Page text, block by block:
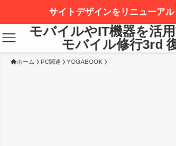
サイトデザインをリニューアル
モバイルやIT機器を活
モバイル修行3rd
ホーム PC関連 YOGABOOK